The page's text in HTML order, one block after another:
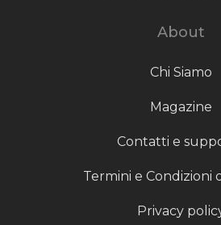
About
Chi Siamo
Magazine
Contatti e
Termini e Condizioni
Privacy